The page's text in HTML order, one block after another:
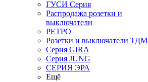
ГУСИ Серия
Распродажа розетки и
выключатели
РЕТРО
Розетки и выключатели ТДМ
Серия GIRA
Серия JUNG
СЕРИЯ ЭРА
Ещё